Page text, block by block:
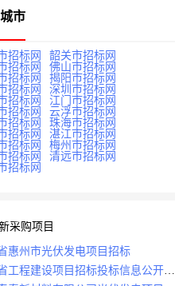
市
招标网
韶关市招标网
招标网
佛山市招标网
招标网
揭阳市招标网
招标网
深圳市招标网
招标网
江门市招标网
招标网
云浮市招标网
招标网
珠海市招标网
招标网
湛江市招标网
招标网
梅州市招标网
招标网
清远市招标网
招标网
采购项目
惠州市光伏发电项目招标
工程建设项目招标投标信息公开目